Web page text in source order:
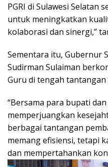
PGRI di Sulawesi Selatan
untuk meningkatkan
kolaborasi dan sinergi,”
Sementara itu, Gubernur
Sudirman Sulaiman
Guru di tengah tantangan
“Bersama para bupati
memperjuangkan
berbagai tantangan
memang efisiensi, tetapi
dan mempertahankan